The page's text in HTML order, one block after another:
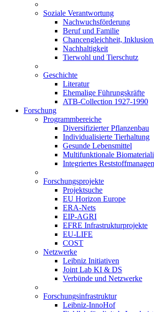
Soziale Verantwortung
Nachwuchsförderung
Beruf und Familie
Chancengleichheit,
Nachhaltigkeit
Tierwohl und Tierschutz
Geschichte
Literatur
Ehemalige Führungskräfte
ATB-Collection 1927-1990
Forschung
Programmbereiche
Diversifizierter Pflanzenbau
Individualisierte Tierhaltung
Gesunde Lebensmittel
Multifunktionale
Integriertes
Forschungsprojekte
Projektsuche
EU Horizon Europe
ERA-Nets
EIP-AGRI
EFRE Infrastrukturprojekte
EU-LIFE
COST
Netzwerke
Leibniz Initiativen
Joint Lab KI & DS
Verbünde und Netzwerke
Forschungsinfrastruktur
Leibniz-InnoHof